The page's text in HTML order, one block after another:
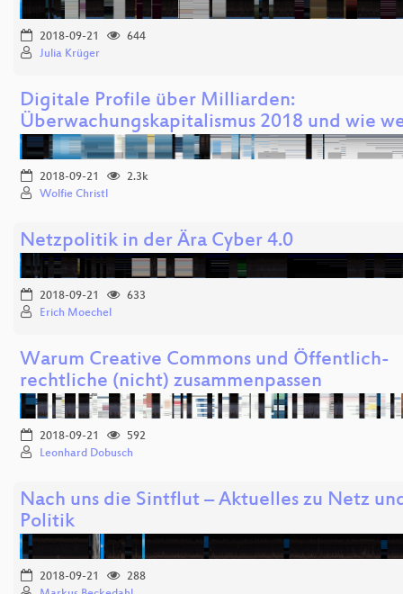
2018-09-21
644
Julia Krüger
Digitale Profile über Milliarden:
Überwachungskapitalismus 2018 und wie
2018-09-21
2.3k
Wolfie Christl
Netzpolitik in der Ära Cyber 4.0
2018-09-21
633
Erich Moechel
Warum Creative Commons und Öffentlich-
rechtliche (nicht) zusammenpassen
2018-09-21
592
Leonhard Dobusch
Nach uns die Sintflut – Aktuelles zu Netz
Politik
2018-09-21
288